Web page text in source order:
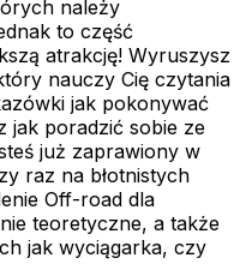
należy
to część
atrakcję! Wyruszysz
nauczy Cię czytania
jak pokonywać
jak poradzić sobie ze
już zaprawiony w
raz na błotnistych
Off-road dla
teoretyczne, a także
jak wyciągarka, czy